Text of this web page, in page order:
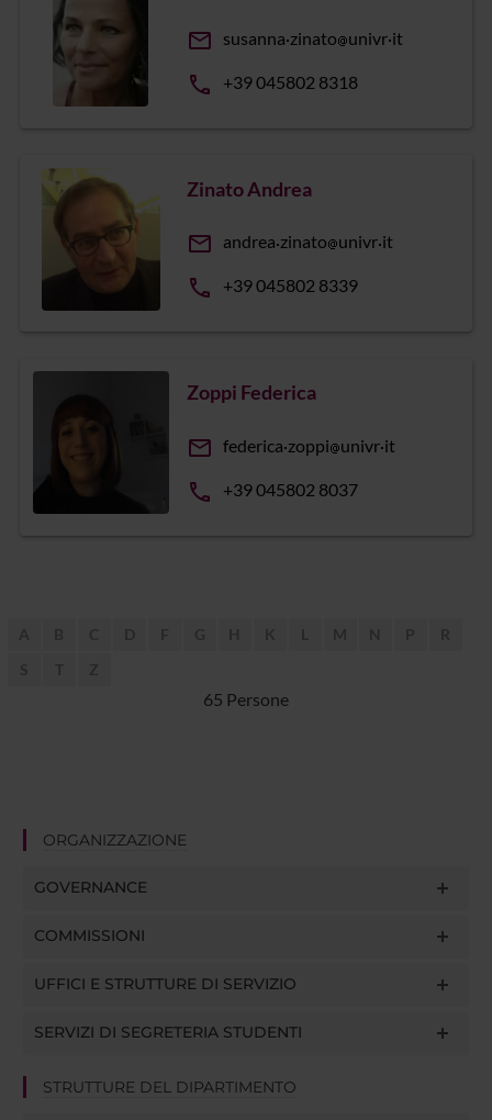
email susanna zinato univr it
phone +39 045802 8318
Zinato Andrea
email andrea zinato univr it
phone +39 045802 8339
Zoppi Federica
email federica zoppi univr it
phone +39 045802 8037
65 Persone
ORGANIZZAZIONE
GOVERNANCE
COMMISSIONI
UFFICI E STRUTTURE DI SERVIZIO
SERVIZI DI SEGRETERIA STUDENTI
STRUTTURE DEL DIPARTIMENTO